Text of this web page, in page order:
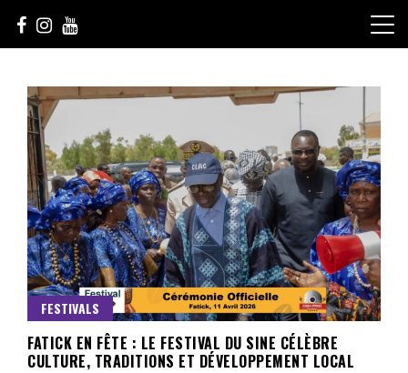
content
sunuculture
FESTIVALS
FATICK EN FÊTE : LE FESTIVAL DU SINE CÉLÈBRE
CULTURE, TRADITIONS ET DÉVELOPPEMENT LOCAL